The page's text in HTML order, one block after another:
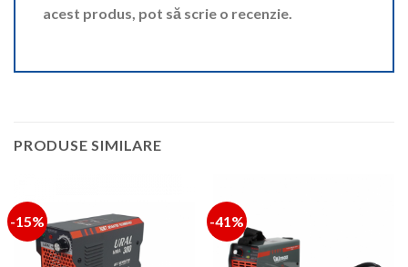
acest produs, pot să scrie o recenzie.
PRODUSE SIMILARE
-15% -41%